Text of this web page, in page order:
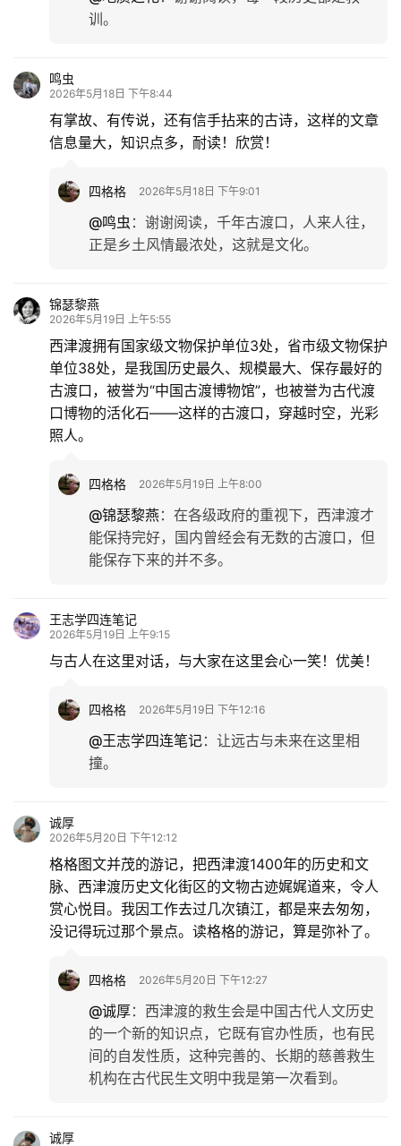
训。
鸣虫
2026年5月18日 下午8:44
有掌故、有传说，还有信手拈来的古诗，这样的文章
信息量大，知识点多，耐读！欣赏！
四格格 2026年5月18日 下午9:01
@鸣虫 ： 谢谢阅读，千年古渡口，人来人往，
正是乡土风情最浓处，这就是文化。
锦瑟黎燕
2026年5月19日 上午5:55
西津渡拥有国家级文物保护单位3处，省市级文物保护
单位38处，是我国历史最久、规模最大、保存最好的
古渡口，被誉为“中国古渡博物馆”，也被誉为古代渡
口博物的活化石——这样的古渡口，穿越时空，光彩
照人。
四格格 2026年5月19日 上午8:00
@锦瑟黎燕： 在各级政府的重视下，西津渡才
能保持完好，国内曾经会有无数的古渡口，但
能保存下来的并不多。
王志学四连笔记
2026年5月19日 上午9:15
与古人在这里对话，与大家在这里会心一笑！优美！
四格格 2026年5月19日 下午12:16
@王志学四连笔记： 让远古与未来在这里相
撞。
诚厚
2026年5月20日 下午12:12
格格图文并茂的游记，把西津渡1400年的历史和文
脉、西津渡历史文化街区的文物古迹娓娓道来，令人
赏心悦目。我因工作去过几次镇江，都是来去匆匆，
没记得玩过那个景点。读格格的游记，算是弥补了。
四格格 2026年5月20日 下午12:27
@诚厚： 西津渡的救生会是中国古代人文历史
的一个新的知识点，它既有官办性质，也有民
间的自发性质，这种完善的、长期的慈善救生
机构在古代民生文明中我是第一次看到。
诚厚